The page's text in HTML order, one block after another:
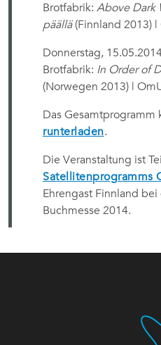
Brotfabrik: Above Dark
päällä(Finnland 2013) |
Donnerstag,
Brotfabrik: In Order of
(Norwegen 2013) |
Das Gesamtprogramm
runterladen.
Die Veranstaltung ist
Satellitenprogramms
Ehrengast Finnland
Buchmesse 2014.